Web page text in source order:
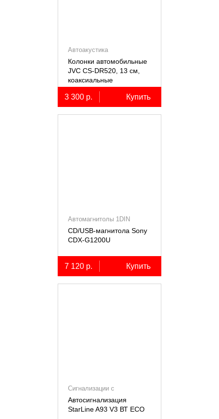
Автоакустика
Колонки автомобильные
JVC CS-DR520, 13 см,
коаксиальные
двухполосные, 2 шт.
3 300 р. Купить
Автомагнитолы 1DIN
CD/USB-магнитола Sony
СDX-G1200U
7 120 р. Купить
Сигнализации с
автозапуском
Автосигнализация
StarLine A93 V3 ВТ ECO